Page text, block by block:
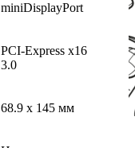
miniDisplayPort
PCI-Express x16
3.0
68.9 x 145 мм